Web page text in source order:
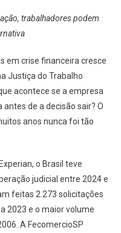
trabalhadores podem
em crise financeira cresce
Justiça do Trabalho
acontece se a empresa
de a decisão sair? O
anos nunca foi tão
o Brasil teve
judicial entre 2024 e
feitas 2.273 solicitações
2023 e o maior volume
A FecomercioSP